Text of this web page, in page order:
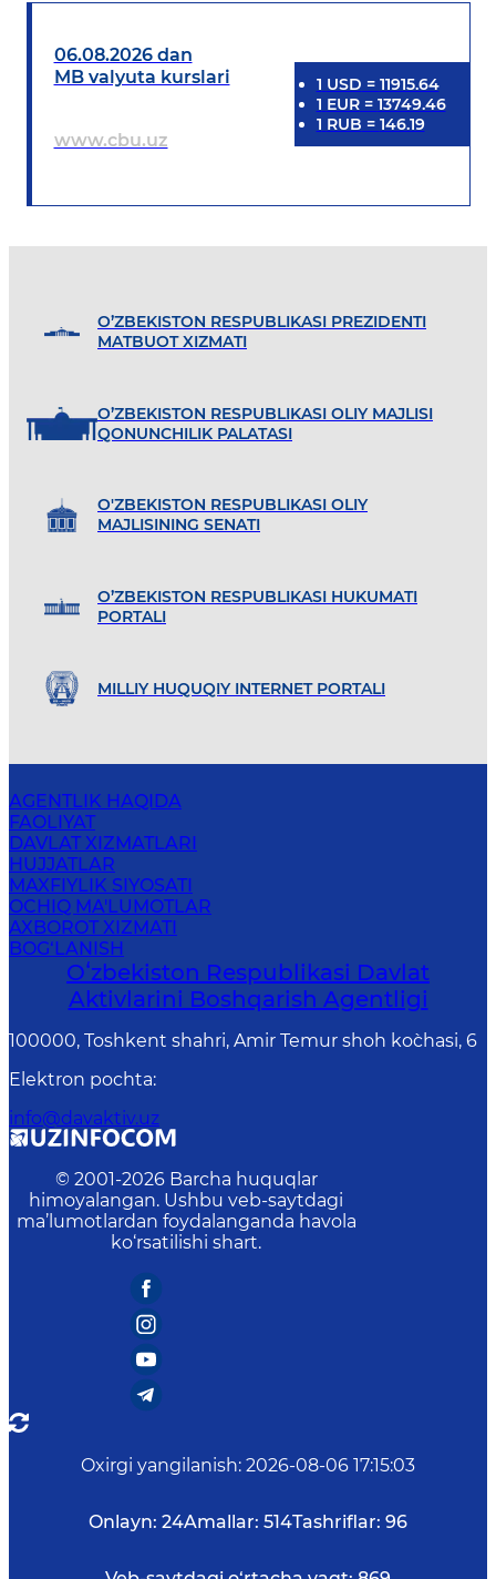
06.08.2026 dan
MB valyuta kurslari
www.cbu.uz
1 USD = 11915.64
1 EUR= 13749.46
1 RUB = 146.19
O’ZBEKISTON RESPUBLIKASI PREZIDENTI
MATBUOT XIZMATI
O’ZBEKISTON RESPUBLIKASI OLIY MAJLISI
QONUNCHILIK PALATASI
O'ZBEKISTON RESPUBLIKASI OLIY
MAJLISINING SENATI
O’ZBEKISTON RESPUBLIKASI HUKUMATI
PORTALI
MILLIY HUQUQIY INTERNET PORTALI
AGENTLIK HAQIDA
FAOLIYAT
DAVLAT XIZMATLARI
HUJJATLAR
MAXFIYLIK SIYOSATI
OCHIQ MA'LUMOTLAR
AXBOROT XIZMATI
BOG‘LANISH
Oʻzbekiston Respublikasi Davlat
Aktivlarini Boshqarish Agentligi
100000, Toshkent shahri, Amir Temur shoh ko`chasi, 6
Elektron pochta:
info@davaktiv.uz
© 2001-2026 Barcha huquqlar
himoyalangan. Ushbu veb-saytdagi
ma’lumotlardan foydalanganda havola
ko‘rsatilishi shart.
Oxirgi yangilanish: 2026-08-06 17:15:03
Onlayn: 24Amallar: 514Tashriflar: 96